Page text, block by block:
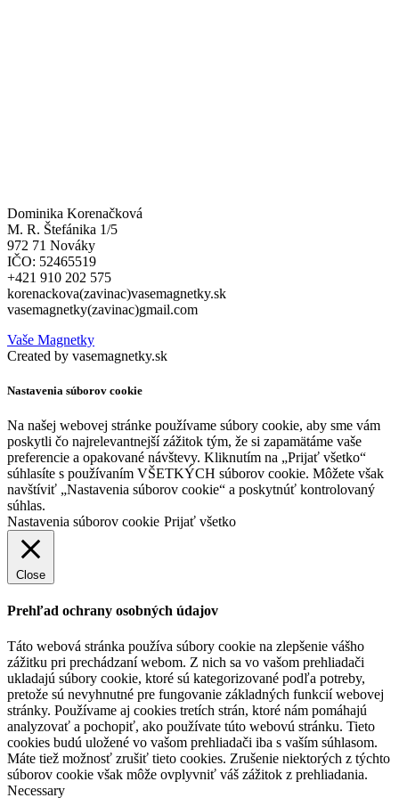
Dominika Korenačková
M. R. Štefánika 1/5
972 71 Nováky
IČO: 52465519
+421 910 202 575
korenackova(zavinac)vasemagnetky.sk
vasemagnetky(zavinac)gmail.com
Vaše Magnetky
Created by vasemagnetky.sk
Nastavenia súborov cookie
Na našej webovej stránke používame súbory cookie, aby sme vám
poskytli čo najrelevantnejší zážitok tým, že si zapamätáme vaše
preferencie a opakované návštevy. Kliknutím na „Prijať všetko“
súhlasíte s používaním VŠETKÝCH súborov cookie. Môžete však
navštíviť „Nastavenia súborov cookie“ a poskytnúť kontrolovaný
súhlas.
Nastavenia súborov cookie Prijať všetko
Close
Prehľad ochrany osobných údajov
Táto webová stránka používa súbory cookie na zlepšenie vášho
zážitku pri prechádzaní webom. Z nich sa vo vašom prehliadači
ukladajú súbory cookie, ktoré sú kategorizované podľa potreby,
pretože sú nevyhnutné pre fungovanie základných funkcií webovej
stránky. Používame aj cookies tretích strán, ktoré nám pomáhajú
analyzovať a pochopiť, ako používate túto webovú stránku. Tieto
cookies budú uložené vo vašom prehliadači iba s vaším súhlasom.
Máte tiež možnosť zrušiť tieto cookies. Zrušenie niektorých z týchto
súborov cookie však môže ovplyvniť váš zážitok z prehliadania.
Necessary